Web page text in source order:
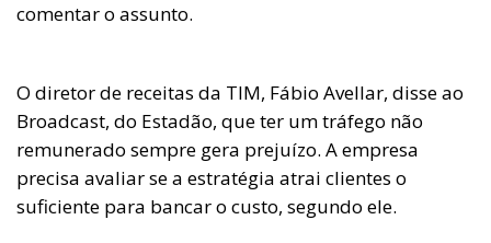
comentar o assunto.
O diretor de receitas da TIM, Fábio Avellar, disse ao
Broadcast, do Estadão, que ter um tráfego não
remunerado sempre gera prejuízo. A empresa
precisa avaliar se a estratégia atrai clientes o
suficiente para bancar o custo, segundo ele.